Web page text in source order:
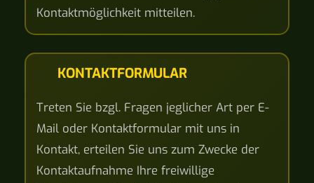
Kontaktmöglichkeit mitteilen.
KONTAKTFORMULAR
Treten Sie bzgl. Fragen jeglicher Art per E-
Mail oder Kontaktformular mit uns in
Kontakt, erteilen Sie uns zum Zwecke der
Kontaktaufnahme Ihre freiwillige